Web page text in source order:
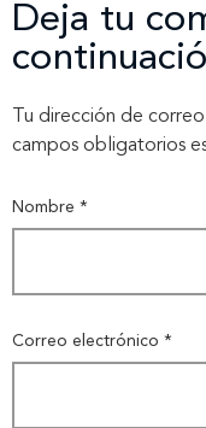
Deja tu
Tu dirección de
campos obligatorios
Nombre *
Correo electrónico *